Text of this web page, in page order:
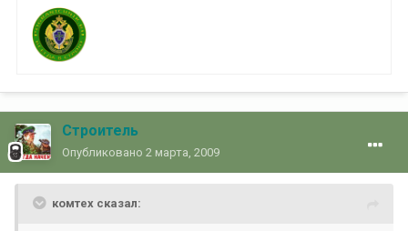
Строитель
Опубликовано 2 марта, 2009
комтех сказал: